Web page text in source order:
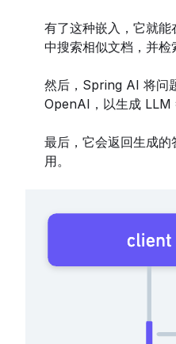
有了这种嵌入，它就
中搜索相似文档，并检
然后，Spring AI 将问
OpenAI，以生成 LLM
最后，它会返回生成的
用。